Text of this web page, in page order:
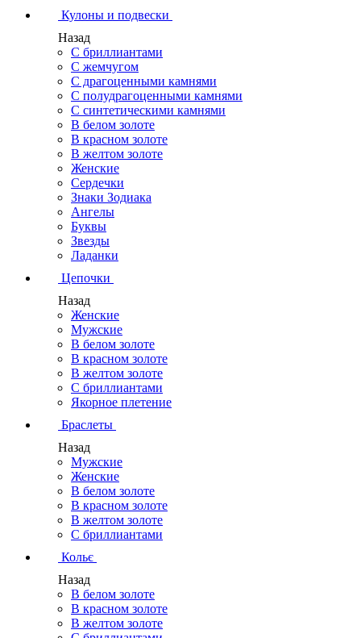
Кулоны и подвески
Назад
С бриллиантами
С жемчугом
С драгоценными камнями
С полудрагоценными камнями
С синтетическими камнями
В белом золоте
В красном золоте
В желтом золоте
Женские
Сердечки
Знаки Зодиака
Ангелы
Буквы
Звезды
Ладанки
Цепочки
Назад
Женские
Мужские
В белом золоте
В красном золоте
В желтом золоте
С бриллиантами
Якорное плетение
Браслеты
Назад
Мужские
Женские
В белом золоте
В красном золоте
В желтом золоте
С бриллиантами
Кольє
Назад
В белом золоте
В красном золоте
В желтом золоте